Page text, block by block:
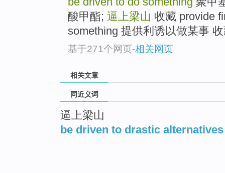
酸甲酯; 逼上梁山 收藏 provide
something 提供利诱以做某事
基于271个网页-相关网页
相关文章
同近义词
逼上梁山
be driven to drastic alternatives